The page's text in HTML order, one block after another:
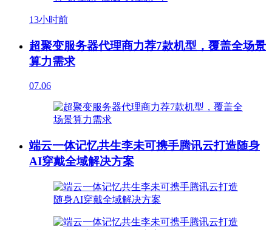
13小时前
超聚变服务器代理商力荐7款机型，覆盖全场景
算力需求
07.06
端云一体记忆共生李未可携手腾讯云打造随身
AI穿戴全域解决方案